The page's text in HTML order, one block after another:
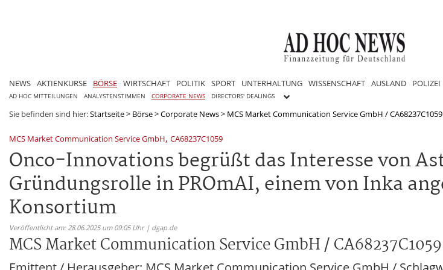
NEWS AKTIENKURSE BÖRSE WIRTSCHAFT POLITIK SPORT UNTERHALTUNG WISSENSCHAFT AUSLAND POLIZEI
AD HOC MITTEILUNGEN ANALYSTENSTIMMEN CORPORATE NEWS DIRECTORS' DEALINGS
Sie befinden sind hier:Startseite> Börse>Corporate News> MCS Market Communication Service GmbH / CA68237C1059
MCS Market Communication Service GmbH, CA68237C1059
Onco-Innovations begrüßt das Interesse von
Gründungsrolle in PROmAI, einem von Inka
Konsortium
Veröffentlicht am: 28.06.2025 um 09:05 Uhr | dgap.de
MCS Market Communication Service GmbH / CA68237C1059